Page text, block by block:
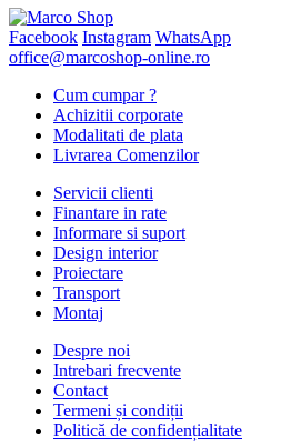
Facebook Instagram WhatsApp
office@marcoshop-online.ro
Cum cumpar ?
Achizitii corporate
Modalitati de plata
Livrarea Comenzilor
Servicii clienti
Finantare in rate
Informare si suport
Design interior
Proiectare
Transport
Montaj
Despre noi
Intrebari frecvente
Contact
Termeni și condiții
Politică de confidențialitate